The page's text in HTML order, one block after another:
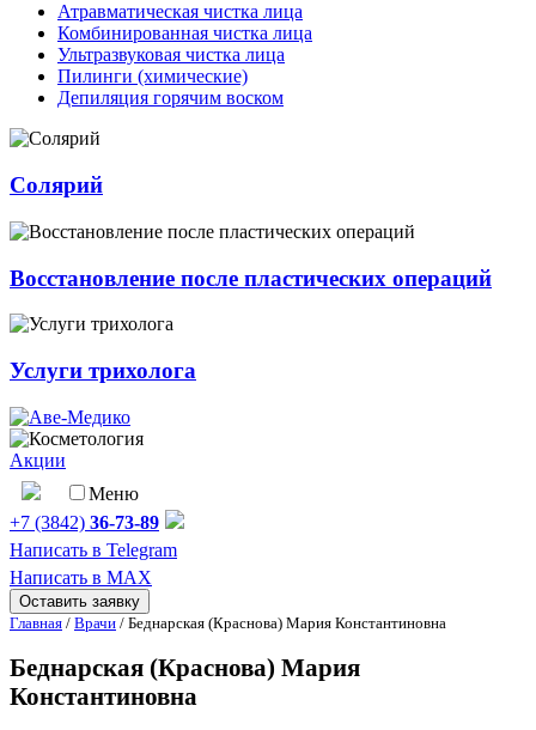
Атравматическая чистка лица
Комбинированная чистка лица
Ультразвуковая чистка лица
Пилинги (химические)
Депиляция горячим воском
Солярий
Восстановление после пластических операций
Услуги трихолога
Акции
Меню
+7 (3842) 36-73-89
Написать в Telegram
Написать в MAX
Оставить заявку
Главная / Врачи / Беднарская (Краснова) Мария Константиновна
Беднарская (Краснова) Мария
Константиновна